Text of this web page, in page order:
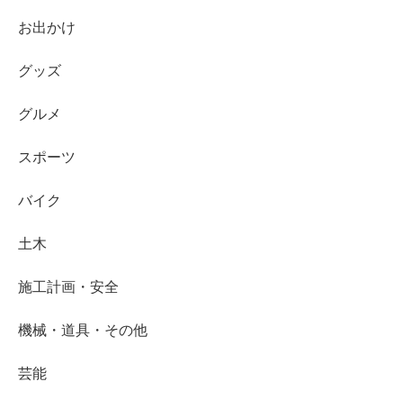
お出かけ
グッズ
グルメ
スポーツ
バイク
土木
施工計画・安全
機械・道具・その他
芸能